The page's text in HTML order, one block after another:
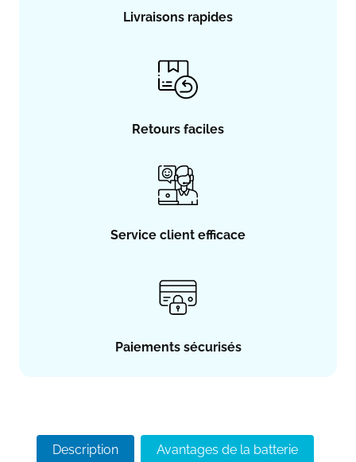
Livraisons rapides
Retours faciles
Service client efficace
Paiements sécurisés
Description Avantages de la batterie